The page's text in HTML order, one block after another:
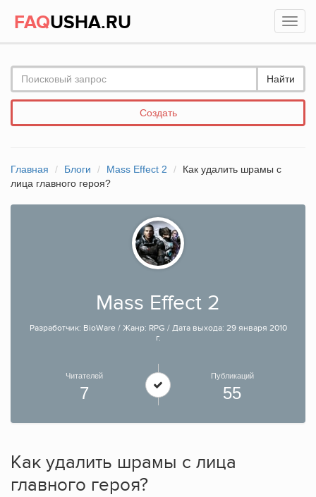
FAQUSHA.RU
Найти
Создать
Главная Блоги Mass Effect 2
Как удалить шрамы с
лица главного героя?
Mass Effect 2
Разработчик: BioWare / Жанр: RPG / Дата выхода: 29 января 2010
г.
Читателей
7
Публикаций
55
Как удалить шрамы с лица
главного героя?